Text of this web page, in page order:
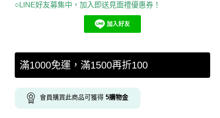
○LINE好友募集中，加入即送見面禮優惠券！
滿1000免運，滿1500再折100
會員購買此商品可獲得 5購物金